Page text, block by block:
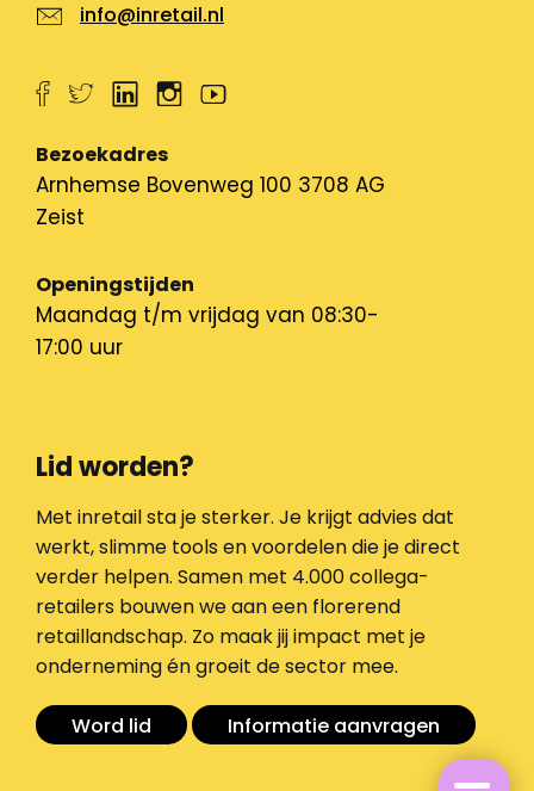
info@inretail.nl
Bezoekadres
Arnhemse Bovenweg 100 3708 AG
Zeist
Openingstijden
Maandag t/m vrijdag van 08:30-
17:00 uur
Lid worden?
Met inretail sta je sterker. Je krijgt advies dat
werkt, slimme tools en voordelen die je direct
verder helpen. Samen met 4.000 collega-
retailers bouwen we aan een florerend
retaillandschap. Zo maak jij impact met je
onderneming én groeit de sector mee.
Word lid Informatie aanvragen